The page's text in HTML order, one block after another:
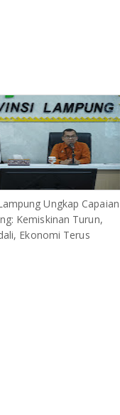
Ungkap Capaian
Kemiskinan Turun,
Ekonomi Terus